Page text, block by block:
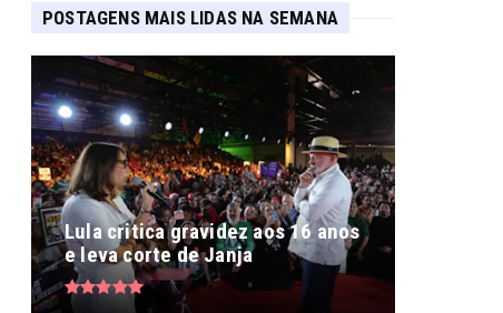
POSTAGENS MAIS LIDAS NA SEMANA
Lula critica gravidez aos 16 anos
e leva corte de Janja